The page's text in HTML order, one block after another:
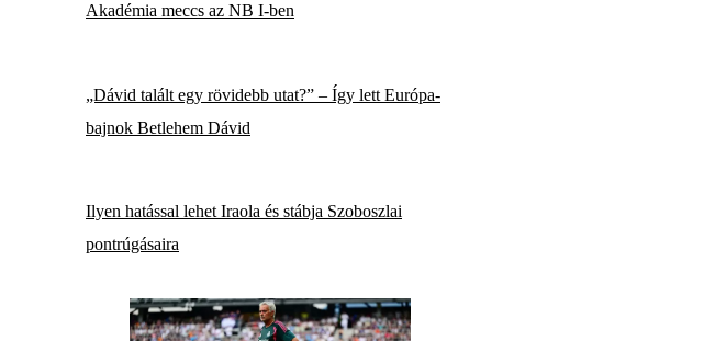
Akadémia meccs az NB I-ben
„Dávid talált egy rövidebb utat?” – Így lett Európa-
bajnok Betlehem Dávid
Ilyen hatással lehet Iraola és stábja Szoboszlai
pontrúgásaira